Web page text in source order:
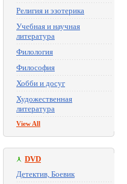
Религия и эзотерика
Учебная и научная
литература
Филология
Философия
Хобби и досуг
Художественная
литература
View All
DVD
Детектив, Боевик